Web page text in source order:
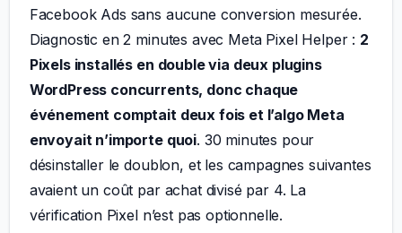
Facebook Ads sans aucune conversion mesurée.
Diagnostic en 2 minutes avec Meta Pixel Helper : 2
Pixels installés en double via deux plugins
WordPress concurrents, donc chaque
événement comptait deux fois et l’algo Meta
envoyait n’importe quoi. 30 minutes pour
désinstaller le doublon, et les campagnes suivantes
avaient un coût par achat divisé par 4. La
vérification Pixel n’est pas optionnelle.